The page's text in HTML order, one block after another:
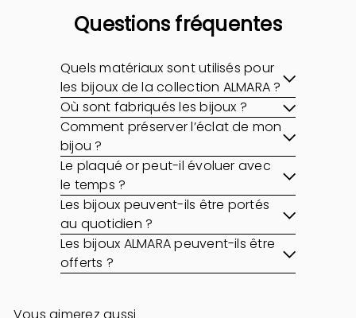
Questions fréquentes
Quels matériaux sont utilisés pour
les bijoux de la collection ALMARA ?
Où sont fabriqués les bijoux ?
Comment préserver l’éclat de mon
bijou ?
Le plaqué or peut-il évoluer avec
le temps ?
Les bijoux peuvent-ils être portés
au quotidien ?
Les bijoux ALMARA peuvent-ils être
offerts ?